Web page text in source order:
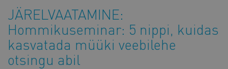
JÄRELVAATAMINE:
Hommikuseminar: 5 nippi, kuidas
kasvatada müüki veebilehe
otsingu abil